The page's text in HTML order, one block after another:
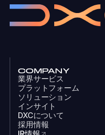
COMPANY
業界サービス
プラットフォーム
ソリューション
インサイト
DXCについて
採用情報